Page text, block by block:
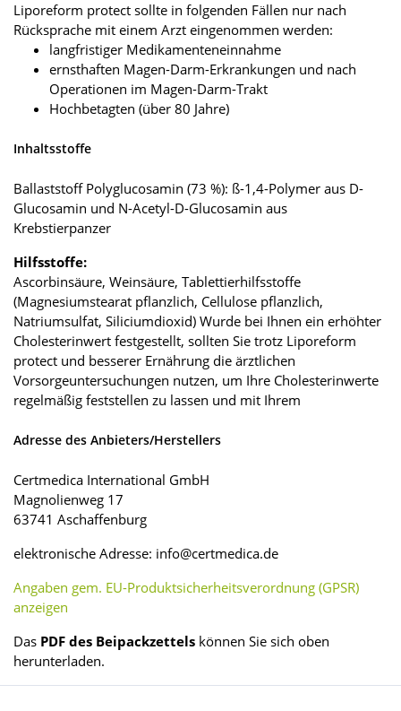
Liporeform protect sollte in folgenden Fällen nur nach
Rücksprache mit einem Arzt eingenommen werden:
langfristiger Medikamenteneinnahme
ernsthaften Magen-Darm-Erkrankungen und nach
Operationen im Magen-Darm-Trakt
Hochbetagten (über 80 Jahre)
Inhaltsstoffe
Ballaststoff Polyglucosamin (73 %): ß-1,4-­Polymer aus D-
Glucosamin und N-Acetyl-D-Glucosamin aus
Krebstierpanzer
Hilfsstoffe:
Ascorbinsäure, Weinsäure, Tablettierhilfsstoffe
(Magnesiumstearat pflanzlich, Cellulose pflanzlich,
Natriumsulfat, Siliciumdioxid) Wurde bei Ihnen ein erhöhter
Cholesterinwert festgestellt, sollten Sie trotz Liporeform
protect und besserer Ernährung die ärztlichen
Vorsorgeuntersuchungen nutzen, um Ihre Cholesterinwerte
regelmäßig feststellen zu lassen und mit Ihrem
Adresse des Anbieters/Herstellers
Certmedica International GmbH
Magnolienweg 17
63741 Aschaffenburg
elektronische Adresse: info@certmedica.de
Angaben gem. EU-Produktsicherheitsverordnung (GPSR)
anzeigen
Das PDF des Beipackzettels können Sie sich oben
herunterladen.